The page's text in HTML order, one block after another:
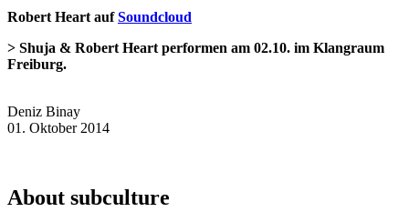
Robert Heart aufSoundcloud
> Shuja & Robert Heart performen am 02.10. im Klangraum
Freiburg.
Deniz Binay
01. Oktober 2014
About subculture